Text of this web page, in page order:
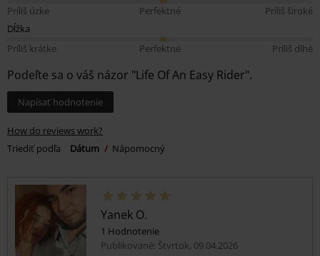
Príliš úzke
Perfektné
Príliš široké
Dĺžka
Príliš krátke
Perfektné Príliš dlhé
Podeľte sa o váš názor "Life Of An Easy Rider".
Napísať hodnotenie
How do reviews work?
Triediť podľa
Dátum Nápomocný
Yanek O.
1 Hodnotenie
Publikované: Štvrtok, 09.04.2026